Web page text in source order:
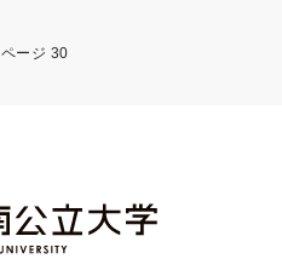
ページ 30